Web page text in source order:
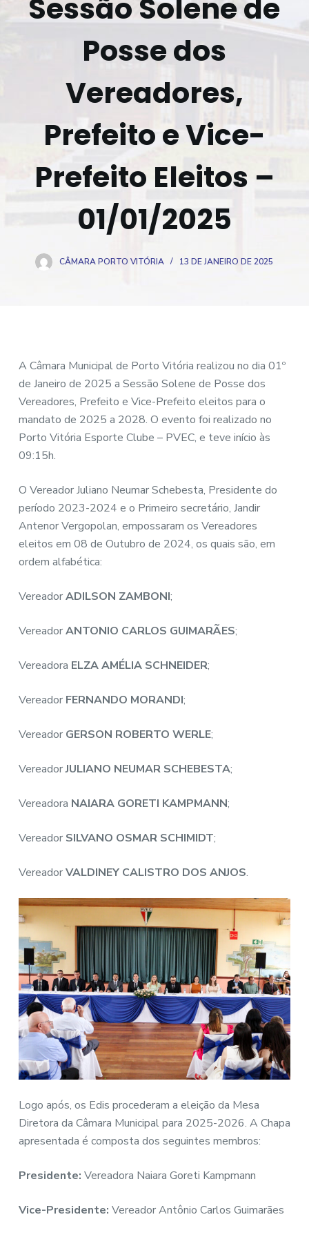
Sessão Solene de
Posse dos
Vereadores,
Prefeito e Vice-
Prefeito Eleitos –
01/01/2025
CÂMARA PORTO VITÓRIA 13 DE JANEIRO DE 2025
A Câmara Municipal de Porto Vitória realizou no dia 01º
de Janeiro de 2025 a Sessão Solene de Posse dos
Vereadores, Prefeito e Vice-Prefeito eleitos para o
mandato de 2025 a 2028. O evento foi realizado no
Porto Vitória Esporte Clube – PVEC, e teve início às
09:15h.
O Vereador Juliano Neumar Schebesta, Presidente do
período 2023-2024 e o Primeiro secretário, Jandir
Antenor Vergopolan, empossaram os Vereadores
eleitos em 08 de Outubro de 2024, os quais são, em
ordem alfabética:
VereadorADILSON ZAMBONI;
VereadorANTONIO CARLOS GUIMARÃES;
Vereadora ELZA AMÉLIA SCHNEIDER;
Vereador FERNANDO MORANDI;
Vereador GERSON ROBERTO WERLE;
VereadorJULIANO NEUMAR SCHEBESTA;
Vereadora NAIARA GORETI KAMPMANN;
Vereador SILVANO OSMAR SCHIMIDT;
VereadorVALDINEY CALISTRO DOS ANJOS.
Logo após, os Edis procederam a eleição da Mesa
Diretora da Câmara Municipal para 2025-2026. A Chapa
apresentada é composta dos seguintes membros:
Presidente: Vereadora Naiara Goreti Kampmann
Vice-Presidente: Vereador Antônio Carlos Guimarães